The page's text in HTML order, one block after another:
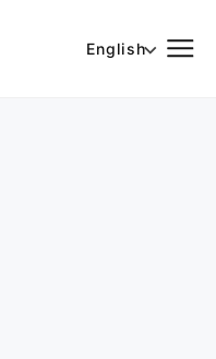
English